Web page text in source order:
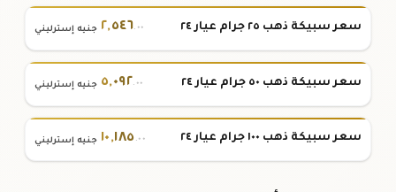
سعر سبيكة ذهب ٢٥ جرام عيار ٢٤ ٢,٥٤٦.٠٠ جنيه إسترليني
سعر سبيكة ذهب ٥٠ جرام عيار ٢٤ ٥,٠٩٢.٠٠ جنيه إسترليني
سعر سبيكة ذهب ١٠٠ جرام عيار ٢٤ ١٠,١٨٥ .٠٠ جنيه إسترليني